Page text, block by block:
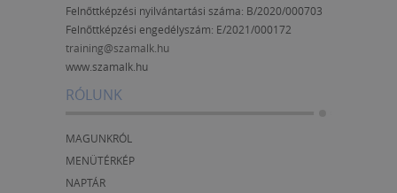
Felnőttképzési nyilvántartási száma: B/2020/000703
Felnőttképzési engedélyszám: E/2021/000172
training@szamalk.hu
www.szamalk.hu
RÓLUNK
MAGUNKRÓL
MENÜTÉRKÉP
NAPTÁR